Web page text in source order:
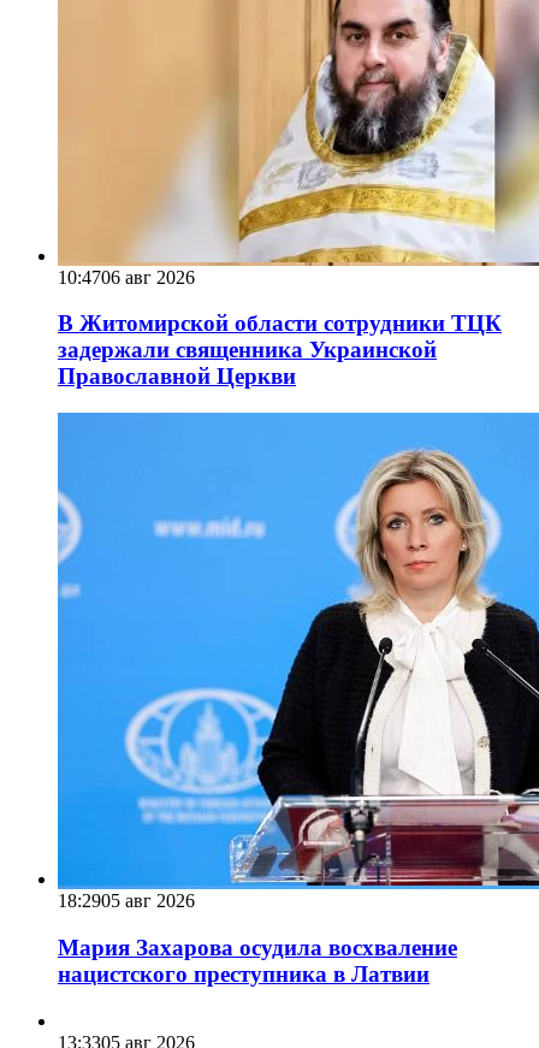
10:4706 авг 2026
В Житомирской области сотрудники ТЦК
задержали священника Украинской
Православной Церкви
18:2905 авг 2026
Мария Захарова осудила восхваление
нацистского преступника в Латвии
13:3305 авг 2026